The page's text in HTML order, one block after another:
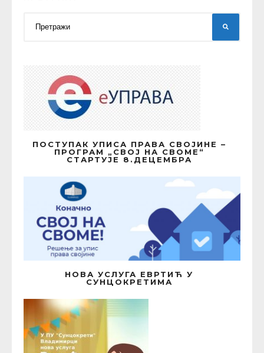
ПОСТУПАК УПИСА ПРАВА СВОЈИНЕ –
ПРОГРАМ „СВОЈ НА СВОМЕ“
СТАРТУЈЕ 8.ДЕЦЕМБРА
НОВА УСЛУГА ЕВРТИЋ У
СУНЦОКРЕТИМА